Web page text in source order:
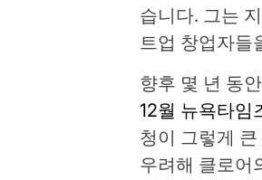
습니다. 그는
트업 창업자들
향후 몇 년 동
12월 뉴욕타임
청이 그렇게
우려해 클로어